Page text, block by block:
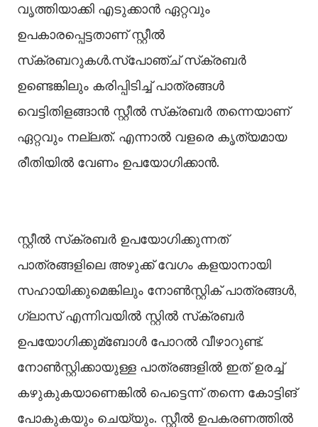
വൃത്തിയാക്കി എടുക്കാന്‍ ഏറ്റവും
ഉപകാരപ്പെട്ടതാണ് സ്റ്റീല്‍
സ്‌ക്രബറുകള്‍.സ്പോഞ്ച് സ്‌ക്രബര്‍
ഉണ്ടെങ്കിലും കരിപ്പിടിച്ച്‌ പാത്രങ്ങള്‍
വെട്ടിതിളങ്ങാന്‍ സ്റ്റീല്‍ സ്‌ക്രബര്‍ തന്നെയാണ്
ഏറ്റവും നല്ലത്. എന്നാല്‍ വളരെ കൃത്യമായ
രീതിയില്‍ വേണം ഉപയോഗിക്കാന്‍.
സ്റ്റീല്‍ സ്‌ക്രബര്‍ ഉപയോഗിക്കുന്നത്
പാത്രങ്ങളിലെ അഴുക്ക് വേഗം കളയാനായി
സഹായിക്കുമെങ്കിലും നോണ്‍സ്റ്റിക് പാത്രങ്ങള്‍,
ഗ്ലാസ് എന്നിവയില്‍ സ്റ്റില്‍ സ്‌ക്രബര്‍
ഉപയോഗിക്കുമ്ബോള്‍ പോറല്‍ വീഴാറുണ്ട്.
നോണ്‍സ്റ്റിക്കായുള്ള പാത്രങ്ങളില്‍ ഇത് ഉരച്ച്‌
കഴുകുകയാണെങ്കില്‍ പെട്ടെന്ന് തന്നെ കോട്ടിങ്
പോകുകയും ചെയ്യും. സ്റ്റീല്‍ ഉപകരണത്തില്‍